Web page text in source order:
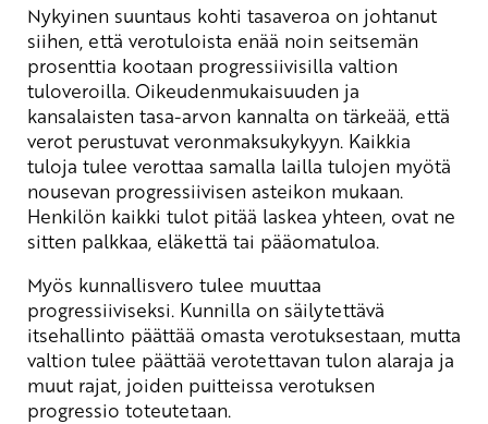
Nykyinen suuntaus kohti tasaveroa on johtanut
siihen, että verotuloista enää noin seitsemän
prosenttia kootaan progressiivisilla valtion
tuloveroilla. Oikeudenmukaisuuden ja
kansalaisten tasa-arvon kannalta on tärkeää, että
verot perustuvat veronmaksukykyyn. Kaikkia
tuloja tulee verottaa samalla lailla tulojen myötä
nousevan progressiivisen asteikon mukaan.
Henkilön kaikki tulot pitää laskea yhteen, ovat ne
sitten palkkaa, eläkettä tai pääomatuloa.
Myös kunnallisvero tulee muuttaa
progressiiviseksi. Kunnilla on säilytettävä
itsehallinto päättää omasta verotuksestaan, mutta
valtion tulee päättää verotettavan tulon alaraja ja
muut rajat, joiden puitteissa verotuksen
progressio toteutetaan.